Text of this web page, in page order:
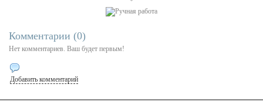
Комментарии (0)
Нет комментариев. Ваш будет первым!
Добавить комментарий